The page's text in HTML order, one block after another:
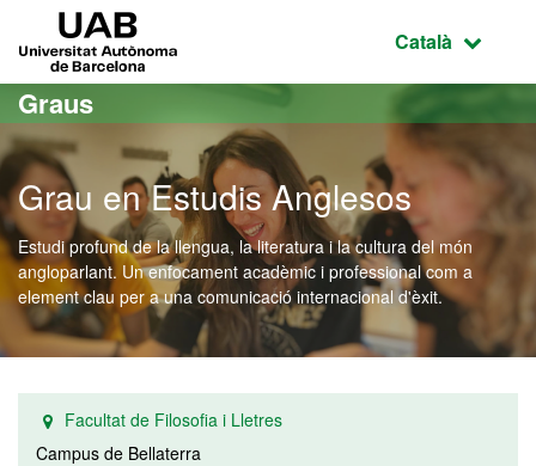
Ves al contingut principal
Ves a la navegació de la pàgina
Idioma
Català
Graus
Grau en Estudis Anglesos
Estudi profund de la llengua, la literatura i la cultura del món
angloparlant. Un enfocament acadèmic i professional com a
element clau per a una comunicació internacional d'èxit.
Facultat de Filosofia i Lletres
Campus de Bellaterra